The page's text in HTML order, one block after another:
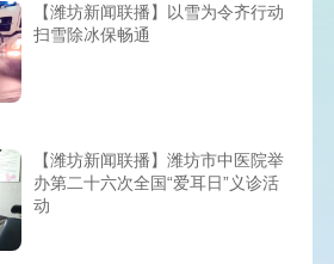
【潍坊新闻联播】以雪为令齐行动
扫雪除冰保畅通
【潍坊新闻联播】潍坊市中医院举
办第二十六次全国“爱耳日”义诊活
动